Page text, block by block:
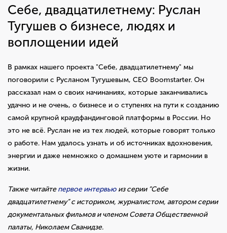
Себе, двадцатилетнему: Руслан
Тугушев о бизнесе, людях и
воплощении идей
В рамках нашего проекта "Себе, двадцатилетнему" мы
поговорили с Русланом Тугушевым, CEO Boomstarter. Он
рассказал нам о своих начинаниях, которые заканчивались
удачно и не очень, о бизнесе и о ступенях на пути к созданию
самой крупной краудфандинговой платформы в России. Но
это не всё. Руслан не из тех людей, которые говорят только
о работе. Нам удалось узнать и об источниках вдохновения,
энергии и даже немножко о домашнем уюте и гармонии в
жизни.
Также читайтепервое интервью из серии “Себе
двадцатилетнему” с историком, журналистом, автором серии
документальных фильмов и членом Совета Общественной
палаты, Николаем Сванидзе.